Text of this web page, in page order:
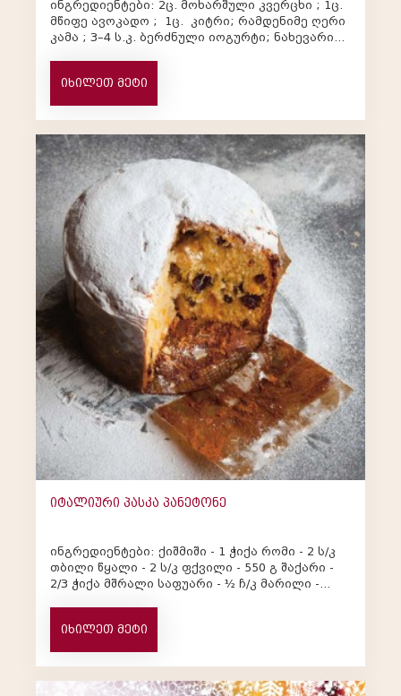
ინგრედიენტები: 2ც. მოხარშული კვერცხი ; 1ც.
მწიფე ავოკადო ; 1ც. კიტრი; რამდენიმე ღერი
კამა ; 3–4 ს.კ. ბერძნული იოგურტი; ნახევარი
იხილეთ მეტი
იტალიური პასკა პანეტონე
ინგრედიენტები: ქიშმიში - 1 ჭიქა რომი - 2 ს/კ
თბილი წყალი - 2 ს/კ ფქვილი - 550 გ შაქარი -
2/3 ჭიქა მშრალი საფუარი - ½ ჩ/კ მარილი -
იხილეთ მეტი